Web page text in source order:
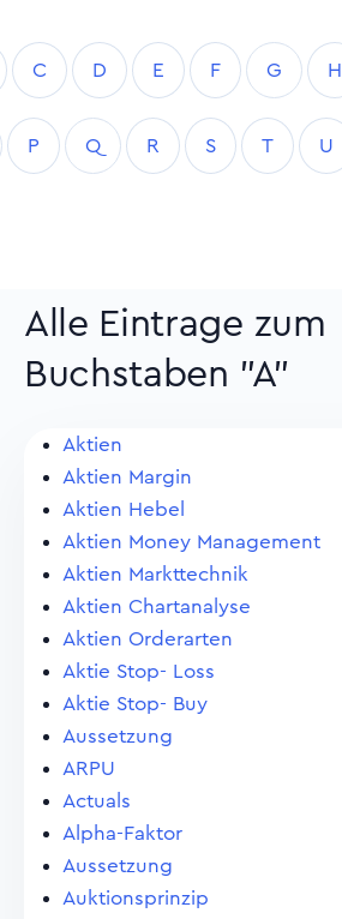
C D E F G H
P Q R S T U
Alle Eintrage zum
Buchstaben "A"
Aktien
Aktien Margin
Aktien Hebel
Aktien Money Management
Aktien Markttechnik
Aktien Chartanalyse
Aktien Orderarten
Aktie Stop- Loss
Aktie Stop- Buy
Aussetzung
ARPU
Actuals
Alpha-Faktor
Aussetzung
Auktionsprinzip